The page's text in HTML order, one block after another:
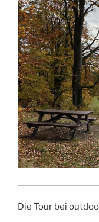
Die Tour bei